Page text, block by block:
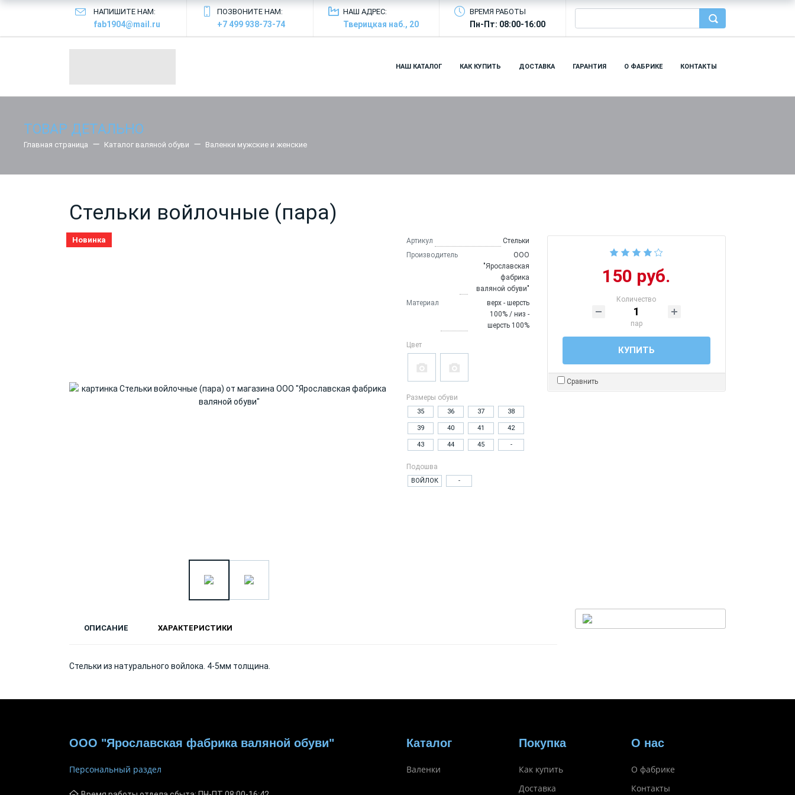
НАПИШИТЕ НАМ:
fab1904@mail.ru
ПОЗВОНИТЕ НАМ:
+7 499 938-73-74
НАШ АДРЕС:
Тверицкая наб., 20
ВРЕМЯ РАБОТЫ
Пн-Пт: 08:00-16:00
НАШ КАТАЛОГ КАК КУПИТЬ ДОСТАВКА ГАРАНТИЯ О ФАБРИКЕ КОНТАКТЫ
ТОВАР ДЕТАЛЬНО
Главная страница Каталог валяной обуви Валенки мужские и женские
Стельки войлочные (пара)
Новинка Артикул
Стельки
Производитель
ООО
"Ярославская
фабрика
валяной обуви"
Материал
верх - шерсть
100% / низ -
шерсть 100%
Цвет
Размеры обуви
35 36 37 38
39 40 41 42
43 44 45 -
Подошва
ВОЙЛОК -
150 руб.
Количество
пар
КУПИТЬ
Сравнить
ОПИСАНИЕ ХАРАКТЕРИСТИКИ
Стельки из натурального войлока. 4-5мм толщина.
ООО "Ярославская фабрика валяной обуви"
Персональный раздел
Каталог
Валенки
Покупка
Как купить
Доставка
О нас
О фабрике
Контакты